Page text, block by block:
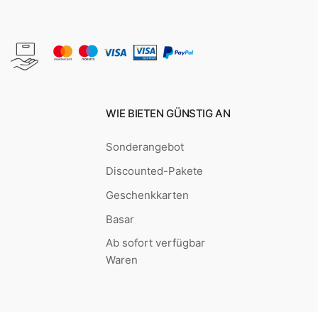
WIE BIETEN GÜNSTIG AN
Sonderangebot
Discounted-Pakete
Geschenkkarten
Basar
Ab sofort verfügbar
Waren